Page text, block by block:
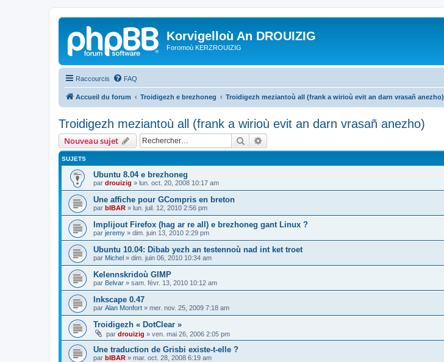
Korvigelloù An DROUIZIG
Foromoù KERZROUIZIG
Raccourcis FAQ
Accueil du forum Troidigezh e brezhoneg Troidigezh meziantoù all (frank a wirioù evit an darn vrasañ anezho)
Troidigezh meziantoù all (frank a wirioù evit an darn vrasañ anezho)
Nouveau sujet Rechercher
SUJETS
Ubuntu 8.04 e brezhoneg
par drouizig » lun. oct. 20, 2008 10:17 am
Une affiche pour GCompris en breton
par bIBAR » lun. juil. 12, 2010 2:56 pm
Implijout Firefox (hag ar re all) e brezhoneg gant Linux ?
par jeremy » dim. juin 13, 2010 2:29 pm
Ubuntu 10.04: Dibab yezh an testennoù nad int ket troet
par Michel » dim. juin 06, 2010 10:34 am
Kelennskridoù GIMP
par Belvar » sam. févr. 13, 2010 10:12 am
Inkscape 0.47
par Alan Monfort » mer. nov. 25, 2009 7:18 am
Troidigezh « DotClear »
par drouizig » ven. mai 26, 2006 2:05 pm
Une traduction de Grisbi existe-t-elle ?
par bIBAR » mar. oct. 28, 2008 6:19 am